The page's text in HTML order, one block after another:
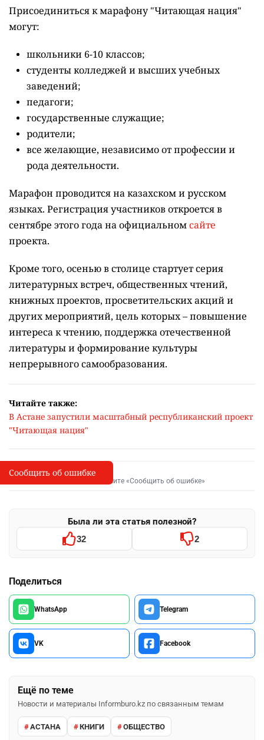
Присоединиться к марафону "Читающая нация"
могут:
школьники 6-10 классов;
студенты колледжей и высших учебных
заведений;
педагоги;
государственные служащие;
родители;
все желающие, независимо от профессии и
рода деятельности.
Марафон проводится на казахском и русском
языках. Регистрация участников откроется в
сентябре этого года на официальномсайте
проекта.
Кроме того, осенью в столице стартует серия
литературных встреч, общественных чтений,
книжных проектов, просветительских акций и
других мероприятий, цель которых –повышение
интереса к чтению, поддержка отечественной
литературы и формирование культуры
непрерывного самообразования.
Читайте также:
В Астане запустили масштабный республиканский проект
"Читающая нация"
I
Сообщить об опечатке
Выделите фрагмент и нажмите «Сообщить об ошибке»
Была ли эта статья полезной?
32 2
Поделиться
WhatsApp Telegram
VK Facebook
Ещё по теме
Новости и материалы Informburo.kz по связанным темам
АСТАНА КНИГИ ОБЩЕСТВО
Сообщить об ошибке